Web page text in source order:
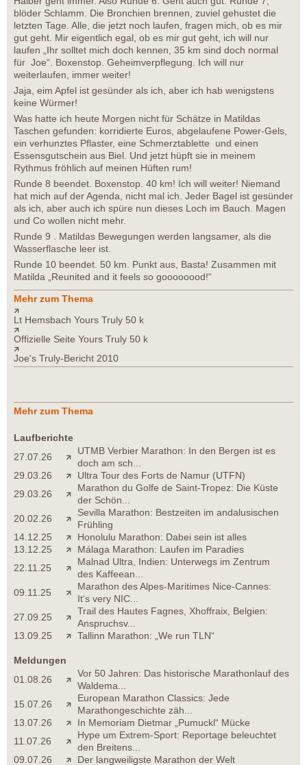
blöder Schlamm. Die Bronchien brennen, zuviel gehustet die
letzten Tage. Alle, die jetzt noch laufen, fragen mich, ob es mir
gut geht. Mir eigentlich egal, ob es mir gut geht, ich will nur
laufen „Ihr solltet mich doch kennen, 35 km sind doch normal
für Joe“. Boxenstop. Geheimverpflegung. Ich will nur
weiterlaufen, immer weiter!
Jaja, eim Apfel ist gesünder als ich, aber ich hab wenigstens
keine Würmer!
Was hatte ich heute Morgen nicht für Schätze in Matildas
Taschen gefunden: korridierte Euros, abgelaufene Power-Gels,
ein verhunztes Pflaster, eine Schmerztablette und einen
Essensgutschein aus Biel. Und jetzt hüpft sie in meinem
Rythmus fröhlich auf meinen Hüften rum!
Runde 8 beendet. Boxenstop. 40 km! Ich will weiter! Niemand
hat mich auf der Agenda, nicht mal ich. Jeder Bagel ist gesünder
als ich, aber auch ich spüre nun dieses Loch im Bauch. Magen
und Co wollen nicht mehr.
Runde 9 . Matildas Bewegungen werden langsamer, als die
Wasserflasche leer ist.
Runde 10 beendet. 50 km. Punkt aus, Basta! Zusammen mit
Matilda „Reunited and it feels so goooooood!“
Mehr zum Thema
Lt Hemsbach Yours Truly 50 k
Offizielle Seite Yours Truly 50 k
Joe's Truly-Bericht 2010
Mehr zum Thema
Laufberichte
27.07.26
UTMB Verbier Marathon: In den Bergen ist es
doch am sch...
29.03.26
Ultra Tour des Forts de Namur (UTFN)
29.03.26
Marathon du Golfe de Saint-Tropez: Die Küste
der Schön...
20.02.26
Sevilla Marathon: Bestzeiten im andalusischen
Frühling
14.12.25
Honolulu Marathon: Dabei sein ist alles
13.12.25
Málaga Marathon: Laufen im Paradies
22.11.25
Malnad Ultra, Indien: Unterwegs im Zentrum
des Kaffeean...
09.11.25
Marathon des Alpes-Maritimes Nice-Cannes:
It‘s very NIC...
27.09.25
Trail des Hautes Fagnes, Xhoffraix, Belgien:
Anspruchsv...
13.09.25
Tallinn Marathon: „We run TLN“
Meldungen
01.08.26
Vor 50 Jahren: Das historische Marathonlauf des
Waldema...
15.07.26
European Marathon Classics: Jede
Marathongeschichte zäh...
13.07.26
In Memoriam Dietmar „Pumuckl“ Mücke
11.07.26
Hype um Extrem-Sport: Reportage beleuchtet
den Breitens...
09.07.26
Der langweiligste Marathon der Welt